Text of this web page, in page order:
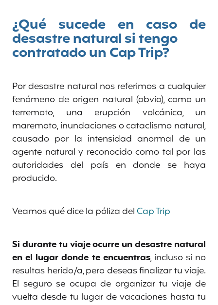
¿Qué sucede en caso de
desastre natural si tengo
contratado un Cap Trip?
Por desastre natural nos referimos a cualquier
fenómeno de origen natural (obvio), como un
terremoto, una erupción volcánica, un
maremoto, inundaciones o cataclismo natural,
causado por la intensidad anormal de un
agente natural y reconocido como tal por las
autoridades del país en donde se haya
producido.
Veamos qué dice la póliza delCapTrip
Si durante tu viaje ocurre un desastre natural
en el lugar donde te encuentras, incluso si no
resultas herido/a, pero deseas finalizar tu viaje.
El seguro se ocupa de organizar tu viaje de
vuelta desde tu lugar de vacaciones hasta tu